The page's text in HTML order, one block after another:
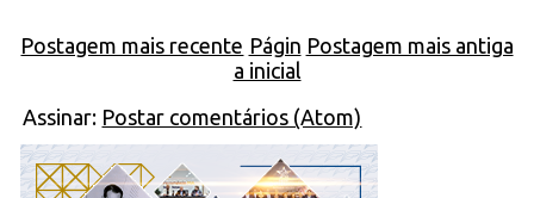
Postagem mais recente Postagem mais antiga
Págin
a inicial
Assinar: Postar comentários (Atom)